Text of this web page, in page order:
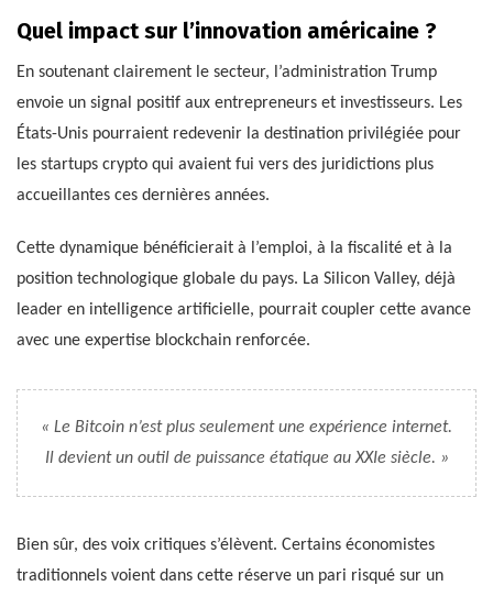
Quel impact sur l’innovation américaine ?
En soutenant clairement le secteur, l’administration Trump
envoie un signal positif aux entrepreneurs et investisseurs. Les
États-Unis pourraient redevenir la destination privilégiée pour
les startups crypto qui avaient fui vers des juridictions plus
accueillantes ces dernières années.
Cette dynamique bénéficierait à l’emploi, à la fiscalité et à la
position technologique globale du pays. La Silicon Valley, déjà
leader en intelligence artificielle, pourrait coupler cette avance
avec une expertise blockchain renforcée.
« Le Bitcoin n’est plus seulement une expérience internet.
Il devient un outil de puissance étatique au XXIe siècle. »
Bien sûr, des voix critiques s’élèvent. Certains économistes
traditionnels voient dans cette réserve un pari risqué sur un